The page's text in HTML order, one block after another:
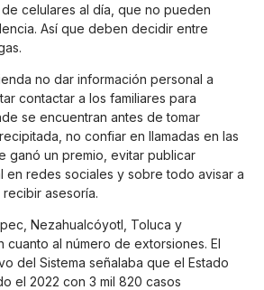
celulares al día, que no pueden
Así que deben decidir entre
no dar información personal a
contactar a los familiares para
se encuentran antes de tomar
no confiar en llamadas en las
ganó un premio, evitar publicar
en redes sociales y sobre todo avisar a
asesoría.
Nezahualcóyotl, Toluca y
cuanto al número de extorsiones. El
del Sistema señalaba que el Estado
el 2022 con 3 mil 820 casos